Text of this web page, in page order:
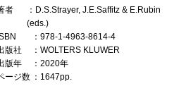
者
：D.S.Strayer, J.E.Saffitz & E.Rubin
(eds.)
：978-1-4963-8614-4
版社
：WOLTERS KLUWER
版年
：2020年
ージ数 ：1647pp.